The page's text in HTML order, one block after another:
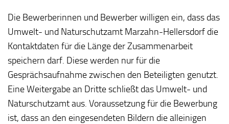
Die Bewerberinnen und Bewerber willigen ein, dass das
Umwelt- und Naturschutzamt Marzahn-Hellersdorf die
Kontaktdaten für die Länge der Zusammenarbeit
speichern darf. Diese werden nur für die
Gesprächsaufnahme zwischen den Beteiligten genutzt.
Eine Weitergabe an Dritte schließt das Umwelt- und
Naturschutzamt aus. Voraussetzung für die Bewerbung
ist, dass an den eingesendeten Bildern die alleinigen